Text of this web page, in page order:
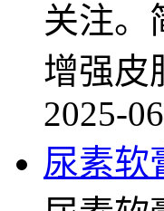
关注。
增强皮
2025-
尿素软